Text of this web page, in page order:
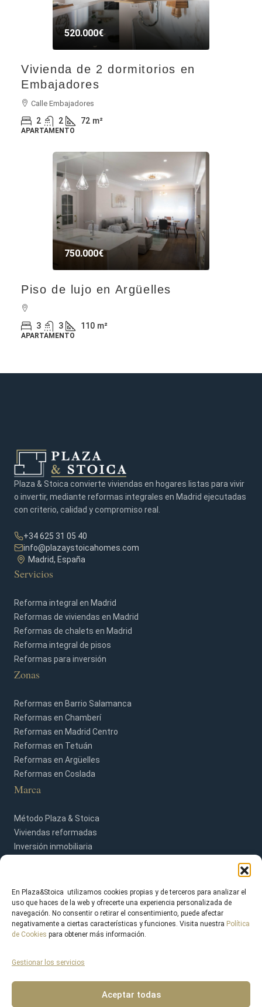
En Plaza&Stoica utilizamos cookies propias y de terceros para analizar el
uso que haces de la web y ofrecerte una experiencia personalizada de
navegación. No consentir o retirar el consentimiento, puede afectar
negativamente a ciertas características y funciones. Visita nuestra Política
de Cookies para obtener más información.
Gestionar los servicios
Aceptar todas
520.000€
Vivienda de 2 dormitorios en
Embajadores
Calle Embajadores
2 2 72 m²
APARTAMENTO
750.000€
Piso de lujo en Argüelles
3 3 110 m²
APARTAMENTO
Plaza & Stoica convierte viviendas en hogares listas para vivir
o invertir, mediante reformas integrales en Madrid ejecutadas
con criterio, calidad y compromiso real.
+34 625 31 05 40
info@plazaystoicahomes.com
Madrid, España
Servicios
Reforma integral en Madrid
Reformas de viviendas en Madrid
Reformas de chalets en Madrid
Reforma integral de pisos
Reformas para inversión
Zonas
Reformas en Barrio Salamanca
Reformas en Chamberí
Reformas en Madrid Centro
Reformas en Tetuán
Reformas en Argüelles
Reformas en Coslada
Marca
Método Plaza & Stoica
Viviendas reformadas
Inversión inmobiliaria
Política de Privacidad Política de Cookies